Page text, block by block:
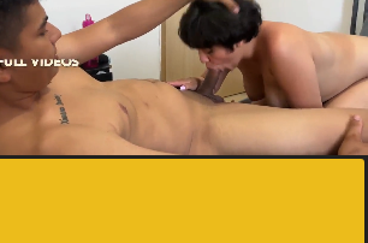
Kampung Setinggan
January 24, 2024